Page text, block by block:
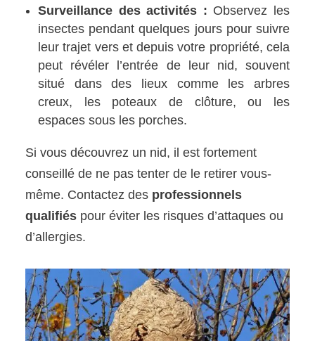
Surveillance des activités : Observez les
insectes pendant quelques jours pour suivre
leur trajet vers et depuis votre propriété, cela
peut révéler l’entrée de leur nid, souvent
situé dans des lieux comme les arbres
creux, les poteaux de clôture, ou les
espaces sous les porches.
Si vous découvrez un nid, il est fortement
conseillé de ne pas tenter de le retirer vous-
même. Contactez des professionnels
qualifiés pour éviter les risques d’attaques ou
d’allergies.